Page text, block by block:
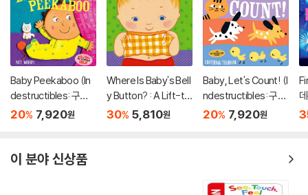
Baby Peekaboo (In
destructibles: 구강
기 아이를 위한 츄잉북
20% 7,920원
Where Is Baby's Bell
y Button? : A Lift-th
e-Flap Book
30% 5,810원
Baby, Let's Count! (I
ndestructibles: 구강
기 아이를 위한 츄잉북
20% 7,920원
이 분야 신상품